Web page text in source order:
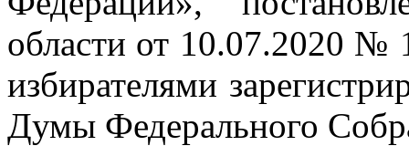
области от 10.07.2020 №
избирателями
Думы Федерального